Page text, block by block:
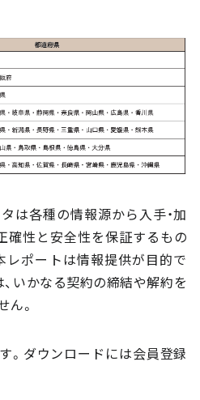
は各種の情報源から入手・加
確性と安全性を保証するもの
レポートは情報提供が目的で
いかなる契約の締結や解約を
。
。ダウンロードには会員登録